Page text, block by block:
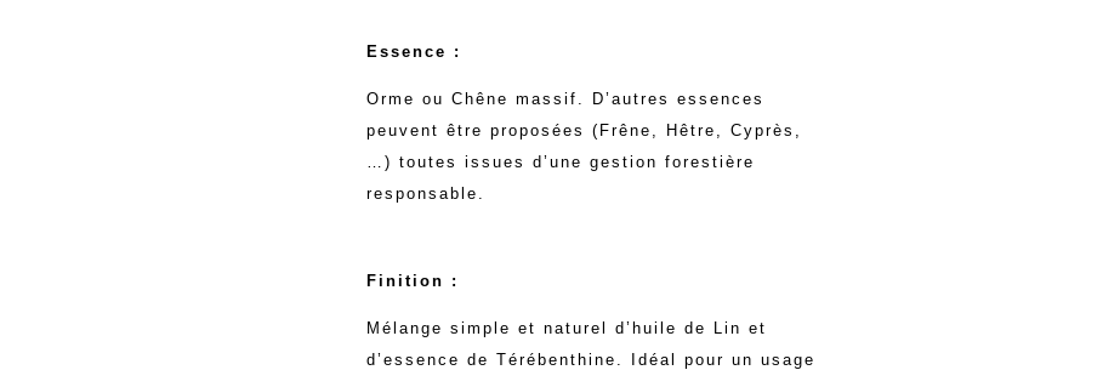
Essence :
Orme ou Chêne massif. D’autres essences
peuvent être proposées (Frêne, Hêtre, Cyprès,
…) toutes issues d’une gestion forestière
responsable.
Finition :
Mélange simple et naturel d’huile de Lin et
d’essence de Térébenthine. Idéal pour un usage